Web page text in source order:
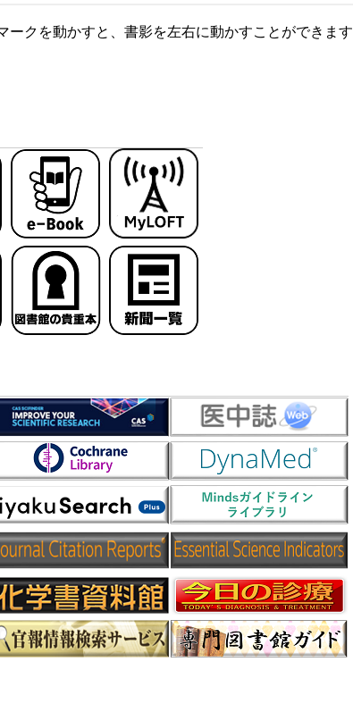
ークを動かすと、書影を左右に動かすことができます